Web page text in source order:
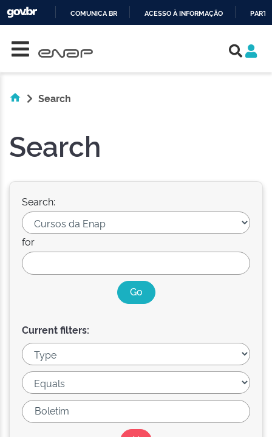
COMUNICA BR ACESSO À INFORMAÇÃO
Search
Search
Search:
for
Current filters: